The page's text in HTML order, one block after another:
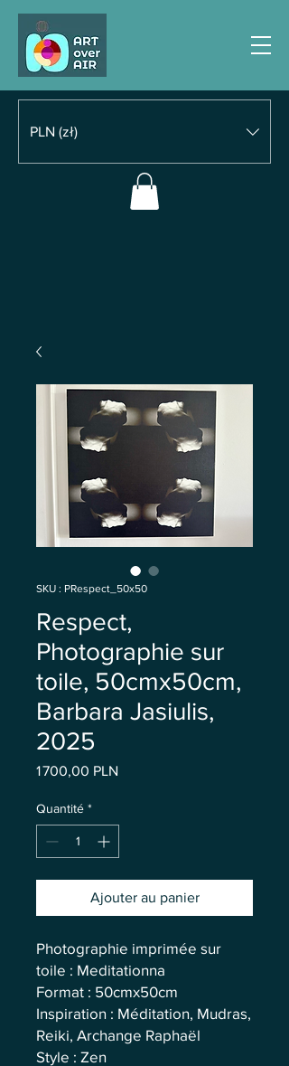
PLN (zł)
SKU : PRespect_50x50
Respect,
Photographie sur
toile, 50cmx50cm,
Barbara Jasiulis,
2025
1 700,00 PLN
Quantité *
Ajouter au panier
Photographie imprimée sur
toile : Meditationna
Format : 50cmx50cm
Inspiration : Méditation, Mudras,
Reiki, Archange Raphaël
Style : Zen